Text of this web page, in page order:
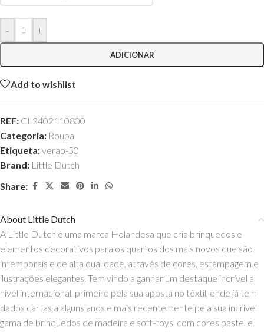
- +
ADICIONAR
Add to wishlist
REF: CL2402110800
Categoria: Roupa
Etiqueta:verao-50
Brand: Little Dutch
Share:
About Little Dutch
A Little Dutch é uma marca Holandesa que cria brinquedos e
elementos decorativos para os quartos dos mais novos que são
intemporais e de alta qualidade, através de cores, estampagem e
ilustrações elegantes. Tem vindo a ganhar um destaque incrível a
nível internacional, primeiro pela sua aposta no têxtil, onde já tem
dados cartas a alguns anos e mais recentemente pela sua incrível
gama de brinquedos de madeira e soft-toys, com cores pastel e